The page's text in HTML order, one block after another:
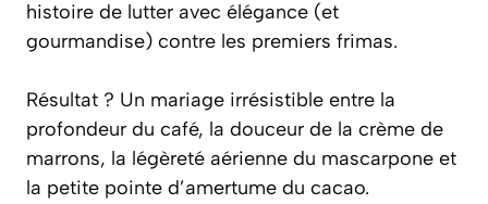
histoire de lutter avec élégance (et
gourmandise) contre les premiers frimas.
Résultat ? Un mariage irrésistible entre la
profondeur du café, la douceur de la crème de
marrons, la légèreté aérienne du mascarpone et
la petite pointe d’amertume du cacao.